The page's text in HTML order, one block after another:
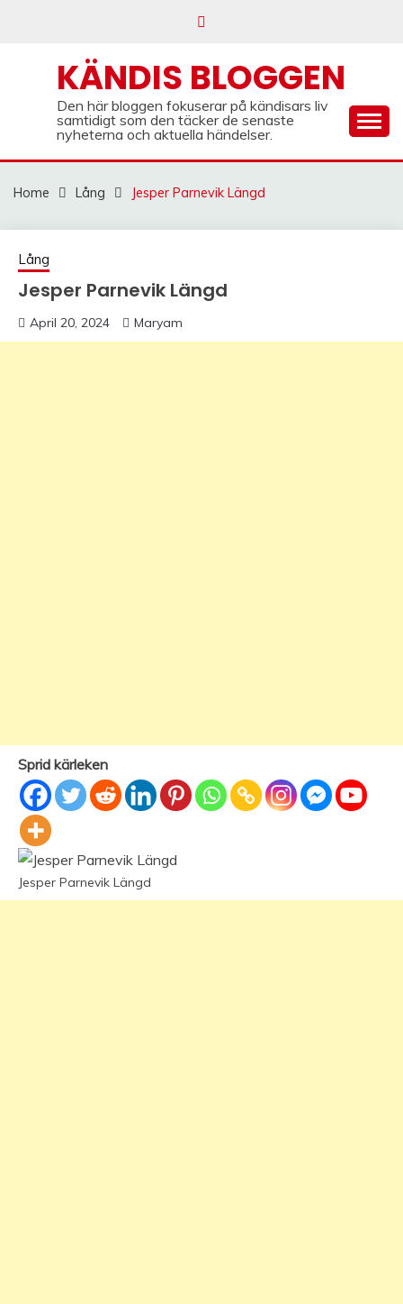
KÄNDIS BLOGGEN
Den här bloggen fokuserar på kändisars liv
samtidigt som den täcker de senaste
nyheterna och aktuella händelser.
Home Lång Jesper Parnevik Längd
Lång
Jesper Parnevik Längd
April 20, 2024 Maryam
Sprid kärleken
Jesper Parnevik Längd